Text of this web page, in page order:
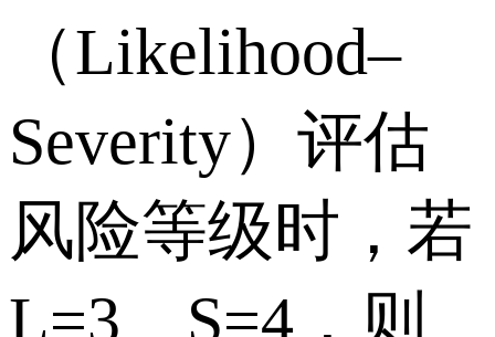
（Likelihood–
Severity）评估
风险等级时，若
L=3、S=4，则